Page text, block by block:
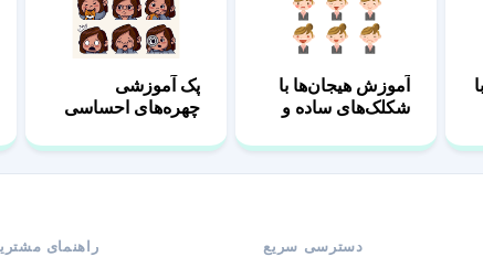
آموزش هیجان‌ها با
شکلک‌های ساده و
پک آموزشی
چهره‌های احساسی
دسترسی سریع راهنمای